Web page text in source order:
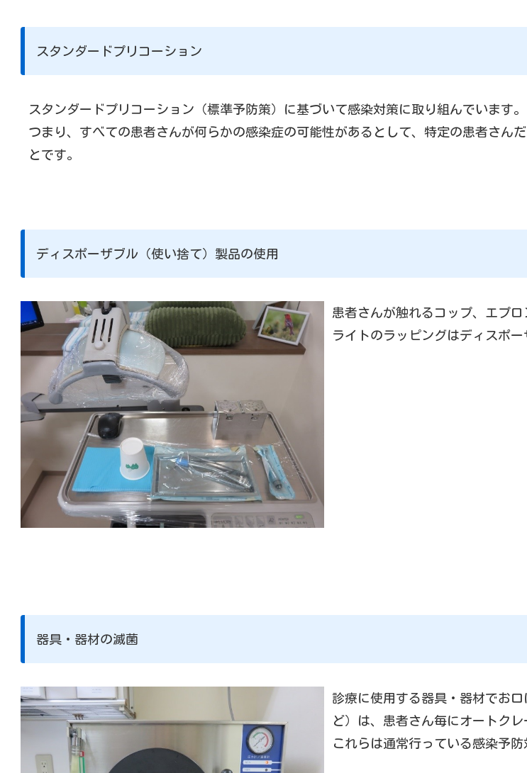
スタンダードプリコーション
スタンダードプリコーション（標準予防策）に基づいて感染対策に取り組んでいます。
つまり、すべての患者さんが何らかの感染症の可能性があるとして、特定の患者さん
とです。
ディスポーザブル（使い捨て）製品の使用
患者さんが触れるコップ、エプ
ライトのラッピングはディスポー
器具・器材の滅菌
診療に使用する器具・器材でお
ど）は、患者さん毎にオートク
これらは通常行っている感染予防